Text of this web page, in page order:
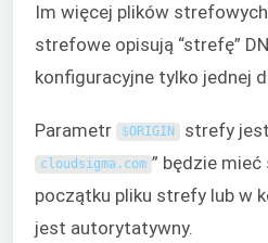
Im więcej plików
strefowe opisują “strefę”
konfiguracyjne tylko jednej
Parametr $ORIGIN strefy jest
cloudsigma . com ” będzie mieć
początku pliku strefy lub w
jest autorytatywny.